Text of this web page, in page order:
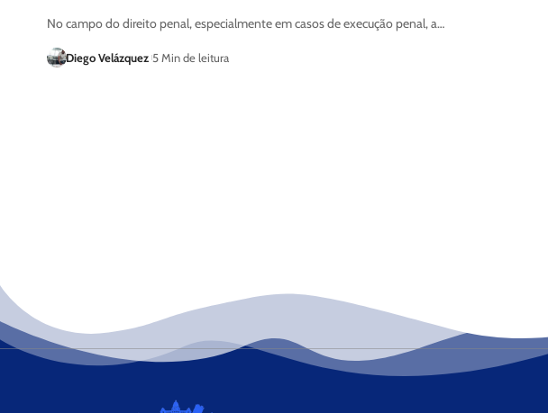
No campo do direito penal, especialmente em casos de execução penal, a…
Diego Velázquez 5 Min de leitura